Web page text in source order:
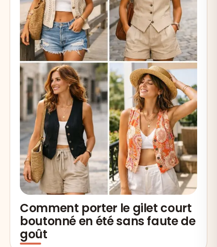
Comment porter le gilet court
boutonné en été sans faute de
goût